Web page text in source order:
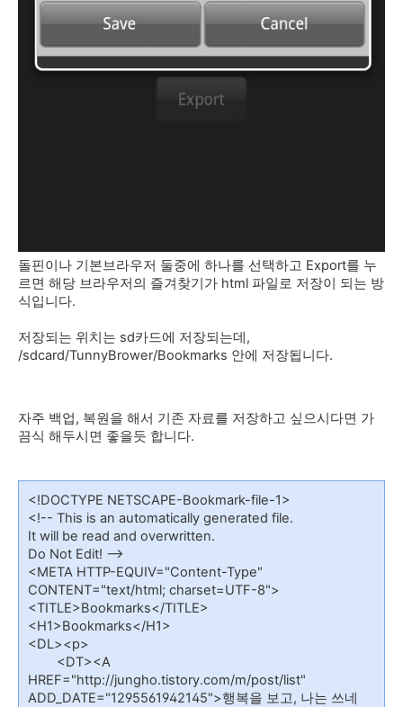
돌핀이나 기본브라우저 둘중에 하나를 선택하고 Export를 누
르면 해당 브라우저의 즐겨찾기가 html 파일로 저장이 되는 방
식입니다.
저장되는 위치는 sd카드에 저장되는데,
/sdcard/TunnyBrower/Bookmarks 안에 저장됩니다.
자주 백업, 복원을 해서 기존 자료를 저장하고 싶으시다면 가
끔식 해두시면 좋을듯 합니다.
<!DOCTYPE NETSCAPE-Bookmark-file-1>
<!-- This is an automatically generated file.
It will be read and overwritten.
Do Not Edit! -->
<META HTTP-EQUIV="Content-Type"
CONTENT="text/html; charset=UTF-8">
<TITLE>Bookmarks</TITLE>
<H1>Bookmarks</H1>
<DL><p>
<DT><A
HREF="http://jungho.tistory.com/m/post/list"
ADD_DATE="1295561942145">행복을 보고, 나는 쓰네